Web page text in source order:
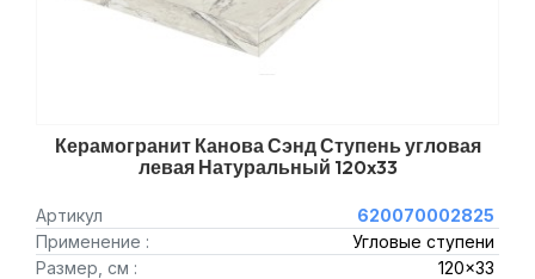
Керамогранит Канова Сэнд Ступень угловая
левая Натуральный 120x33
Артикул
620070002825
Применение :
Угловые ступени
Размер, см :
120x33